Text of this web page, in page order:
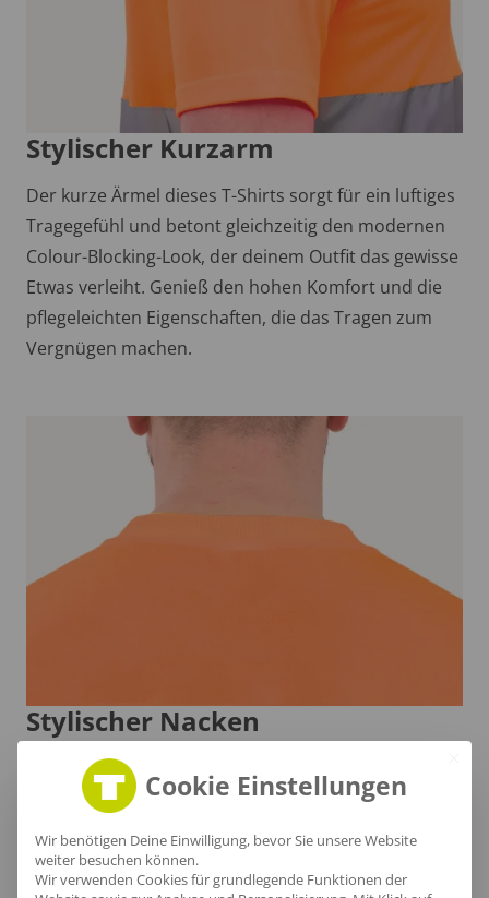
Stylischer Kurzarm
Der kurze Ärmel dieses T-Shirts sorgt für ein luftiges
Tragegefühl und betont gleichzeitig den modernen
Colour-Blocking-Look, der deinem Outfit das gewisse
Etwas verleiht. Genieß den hohen Komfort und die
pflegeleichten Eigenschaften, die das Tragen zum
Vergnügen machen.
Stylischer Nacken
Der Nackenbereich dieses T-Shirts verbindet hohen
Komfort mit einem modernen Look, während das
zweifarbige Design und das Colour-Blocking für
einen frischen Akzent sorgen. Genieße die
pflegeleichte Qualität, die dir ein angenehmes
Cookie Einstellungen
Wir benötigen Deine Einwilligung, bevor Sie unsere Website
weiter besuchen können.
Wir verwenden Cookies für grundlegende Funktionen der